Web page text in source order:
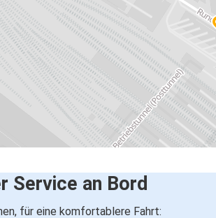
Service an Bord
für eine komfortablere Fahrt: